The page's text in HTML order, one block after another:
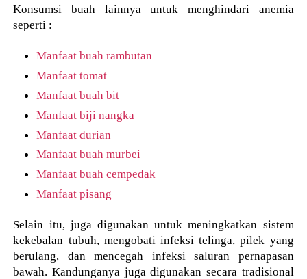
Konsumsi buah lainnya untuk menghindari anemia
seperti :
Manfaat buah rambutan
Manfaat tomat
Manfaat buah bit
Manfaat biji nangka
Manfaat durian
Manfaat buah murbei
Manfaat buah cempedak
Manfaat pisang
Selain itu, juga digunakan untuk meningkatkan sistem
kekebalan tubuh, mengobati infeksi telinga, pilek yang
berulang, dan mencegah infeksi saluran pernapasan
bawah. Kandunganya juga digunakan secara tradisional